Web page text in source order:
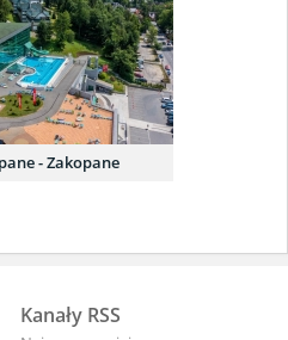
- Zakopane
Kanały RSS